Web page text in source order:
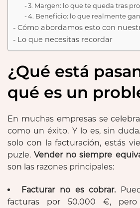
3. Margen: lo que te queda tras
4. Beneficio: lo que realmente
Cómo abordamos esto con
Lo que necesitas recordar
¿Qué está
qué es un
En muchas empresas se
como un éxito. Y lo es, sin
solo con la facturación, estás
puzle.Vender no siempre
son las razones principales:
Facturar no es cobrar.
facturas por 50.000 €,